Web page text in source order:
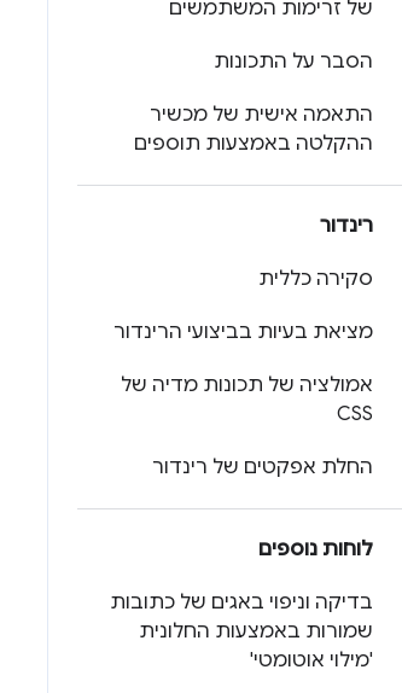
של זרימות המשתמשים
הסבר על התכונות
התאמה אישית של מכשיר
ההקלטה באמצעות תוספים
רינדור
סקירה כללית
מציאת בעיות בביצועי הרינדור
אמולציה של תכונות מדיה של
CSS
החלת אפקטים של רינדור
לוחות נוספים
בדיקה וניפוי באגים של כתובות
שמורות באמצעות החלונית
'מילוי אוטומטי'